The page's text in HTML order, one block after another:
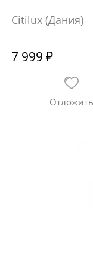
Citilux (Дания)
7 999 ₽